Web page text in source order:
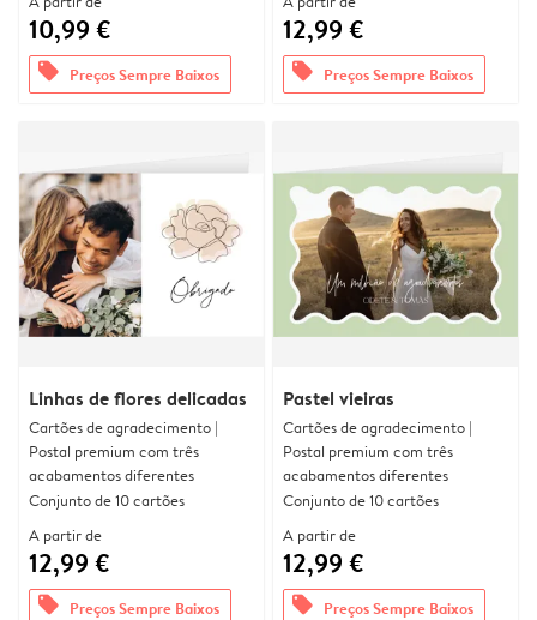
10,99 €
offers Preços Sempre Baixos
12,99 €
offers Preços Sempre Baixos
Linhas de flores delicadas
Cartões de agradecimento |
Postal premium com três
acabamentos diferentes
Conjunto de 10 cartões
A partir de
12,99 €
offers Preços Sempre Baixos
Pastel vieiras
Cartões de agradecimento |
Postal premium com três
acabamentos diferentes
Conjunto de 10 cartões
A partir de
12,99 €
offers Preços Sempre Baixos